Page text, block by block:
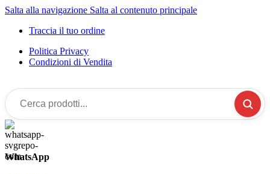
Salta alla navigazione Salta al contenuto principale
Traccia il tuo ordine
Politica Privacy
Condizioni di Vendita
Cerca
prodotti...
WhatsApp